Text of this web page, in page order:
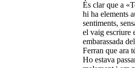
És clar que a
hi ha elements
sentiments,
el vaig escriure
embarassada
Ferran que ara
Ho estava